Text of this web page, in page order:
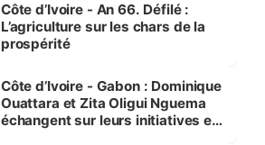
Côte d’Ivoire - An 66. Défilé :
L’agriculture sur les chars de la
prospérité
Côte d’Ivoire - Gabon : Dominique
Ouattara et Zita Oligui Nguema
échangent sur leurs initiatives en